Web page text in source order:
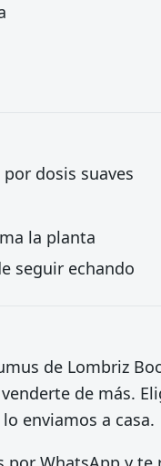
dosis suaves
la planta
seguir echando
de Lombriz
de más.
enviamos a casa.